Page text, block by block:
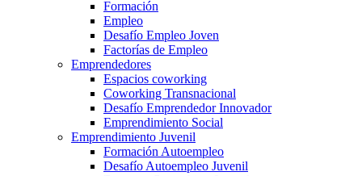
Formación
Empleo
Desafío Empleo Joven
Factorías de Empleo
Emprendedores
Espacios coworking
Coworking Transnacional
Desafío Emprendedor Innovador
Emprendimiento Social
Emprendimiento Juvenil
Formación Autoempleo
Desafío Autoempleo Juvenil